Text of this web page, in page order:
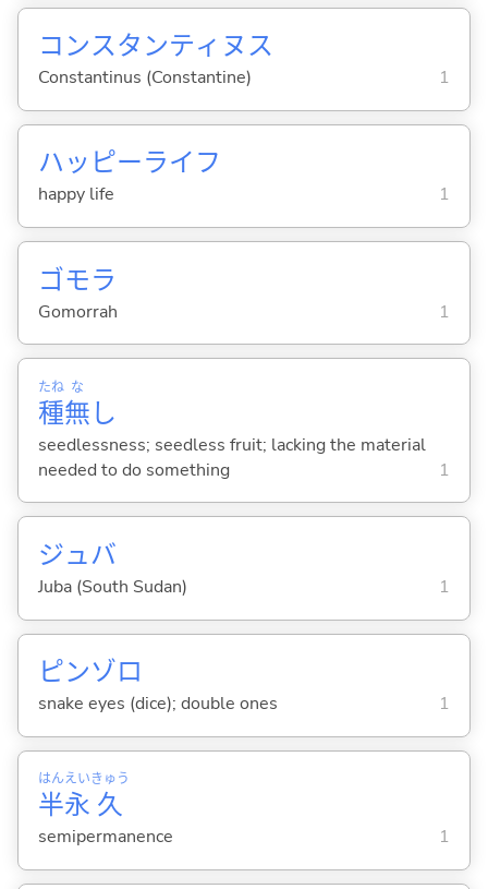
コンスタンティヌス
Constantinus (Constantine) 1
ハッピーライフ
happy life 1
ゴモラ
Gomorrah 1
種
たね
無
な
し
seedlessness; seedless fruit; lacking the material
needed to do something
1
ジュバ
Juba (South Sudan) 1
ピンゾロ
snake eyes (dice); double ones 1
半
はん
永
えい
久
きゅう
semipermanence 1